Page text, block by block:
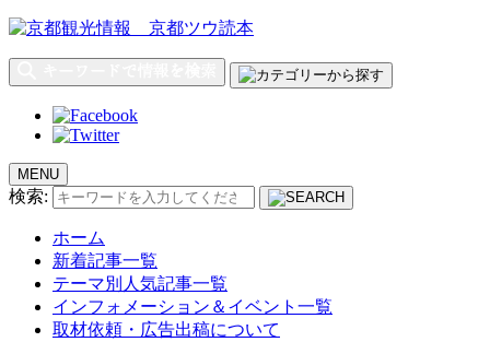
MENU
検索:
ホーム
新着記事一覧
テーマ別人気記事一覧
インフォメーション＆イベント一覧
取材依頼・広告出稿について